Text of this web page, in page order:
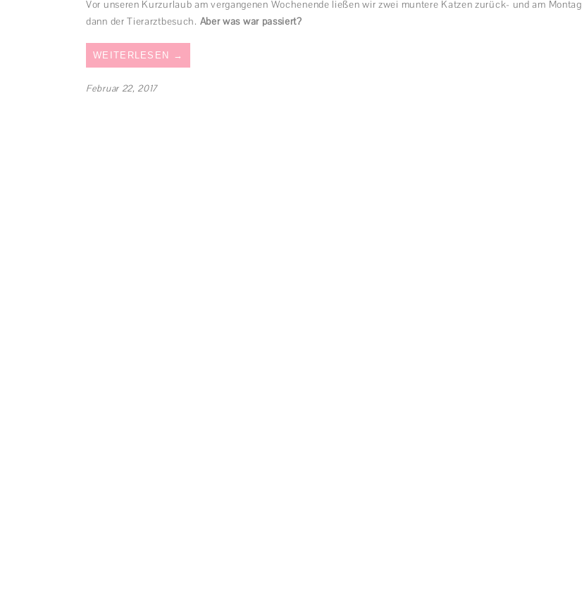
Vor unseren Kurzurlaub am vergangenen Wochenende ließen wir zwei muntere Katzen zurück- und am Montag
dann der Tierarztbesuch. Aber was war passiert?
WEITERLESEN →
Februar 22, 2017